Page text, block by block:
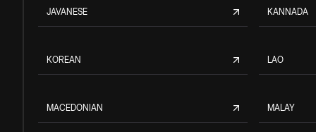
JAVANESE KANNADA
KOREAN LAO
MACEDONIAN MALAY